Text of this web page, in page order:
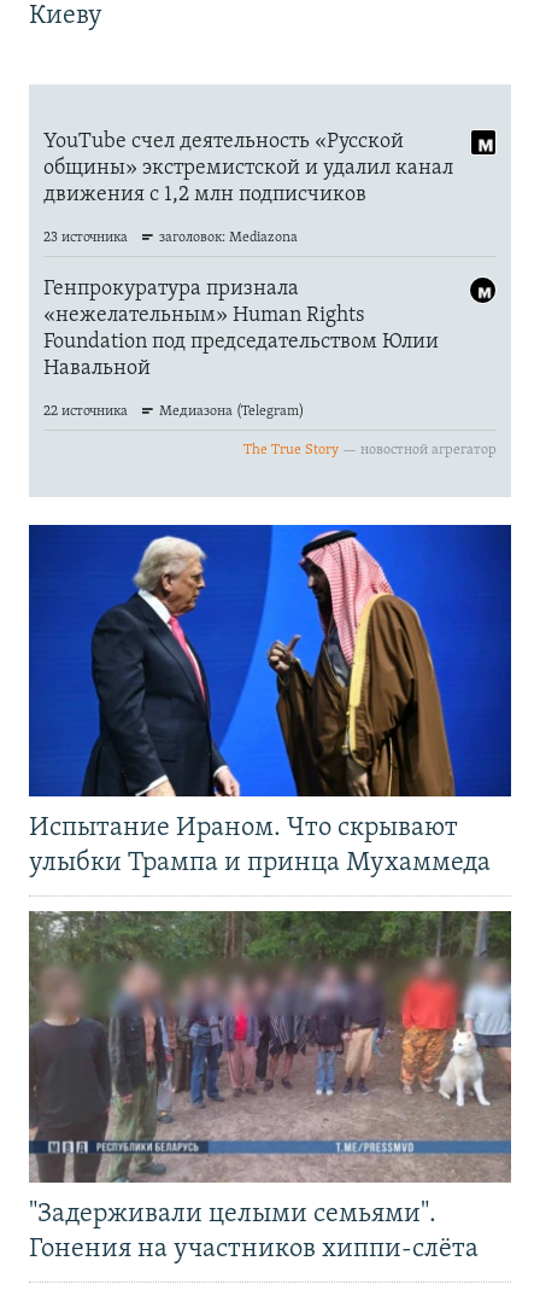
Киеву
Испытание Ираном. Что скрывают
улыбки Трампа и принца Мухаммеда
"Задерживали целыми семьями".
Гонения на участников хиппи-слёта